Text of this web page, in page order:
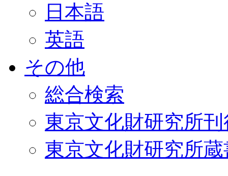
日本語
英語
その他
総合検索
東京文化財研究所
東京文化財研究所